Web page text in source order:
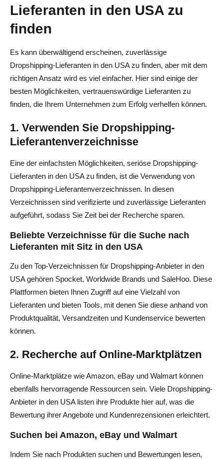
Lieferanten in den USA zu
finden
Es kann überwältigend erscheinen, zuverlässige
Dropshipping-Lieferanten in den USA zu finden, aber mit dem
richtigen Ansatz wird es viel einfacher. Hier sind einige der
besten Möglichkeiten, vertrauenswürdige Lieferanten zu
finden, die Ihrem Unternehmen zum Erfolg verhelfen können.
1. Verwenden Sie Dropshipping-
Lieferantenverzeichnisse
Eine der einfachsten Möglichkeiten, seriöse Dropshipping-
Lieferanten in den USA zu finden, ist die Verwendung von
Dropshipping-Lieferantenverzeichnissen. In diesen
Verzeichnissen sind verifizierte und zuverlässige Lieferanten
aufgeführt, sodass Sie Zeit bei der Recherche sparen.
Beliebte Verzeichnisse für die Suche nach
Lieferanten mit Sitz in den USA
Zu den Top-Verzeichnissen für Dropshipping-Anbieter in den
USA gehören Spocket, Worldwide Brands und SaleHoo. Diese
Plattformen bieten Ihnen Zugriff auf eine Vielzahl von
Lieferanten und bieten Tools, mit denen Sie diese anhand von
Produktqualität, Versandzeiten und Kundenservice bewerten
können.
2. Recherche auf Online-Marktplätzen
Online-Marktplätze wie Amazon, eBay und Walmart können
ebenfalls hervorragende Ressourcen sein. Viele Dropshipping-
Anbieter in den USA listen ihre Produkte hier auf, was die
Bewertung ihrer Angebote und Kundenrezensionen erleichtert.
Suchen bei Amazon, eBay und Walmart
Indem Sie nach Produkten suchen und Bewertungen lesen,